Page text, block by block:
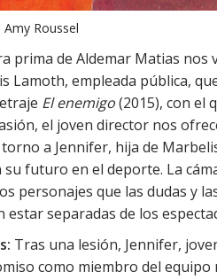
Roussel
prima de Aldemar Matias nos
Lamoth, empleada pública,
El enemigo(2015), con el
el joven director nos
a Jennifer, hija de
su futuro en el deporte. La
personajes que las dudas y
estar separadas de los
Tras una lesión, Jennifer,
como miembro del equipo